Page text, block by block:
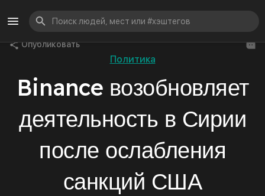
Опубликовать
Политика
Binance возобновляет
деятельность в Сирии
после ослабления
санкций США